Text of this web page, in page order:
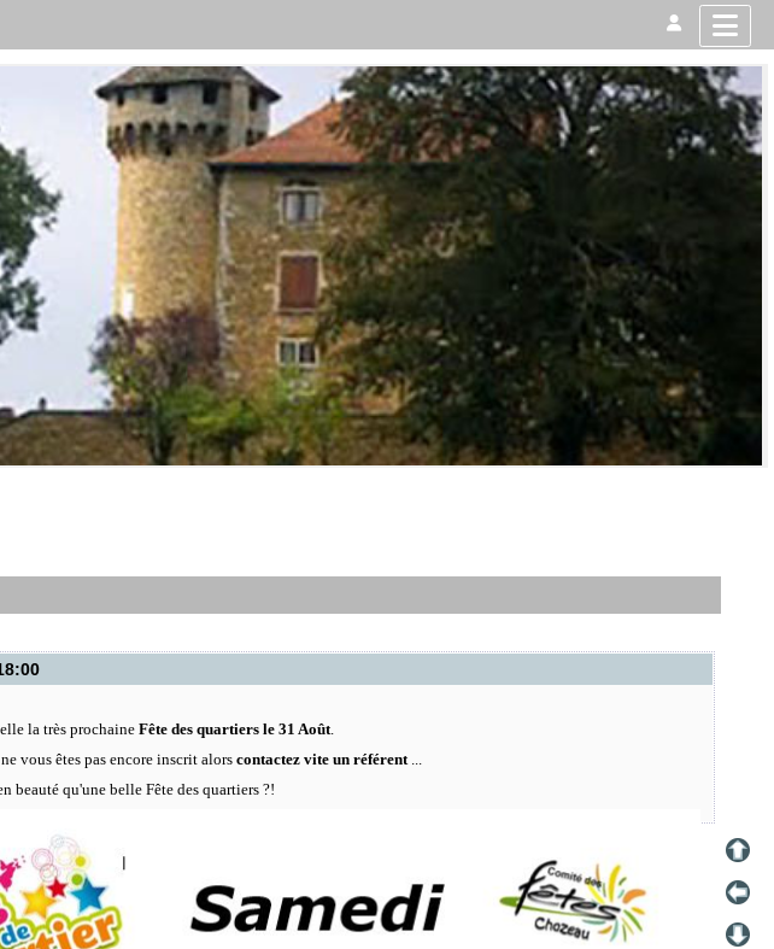
la très prochaineFête des quartiers le 31 Août.
vous êtes pas encore inscrit alorscontactez vite un référent ...
beauté qu'une belle Fête des quartiers ?!